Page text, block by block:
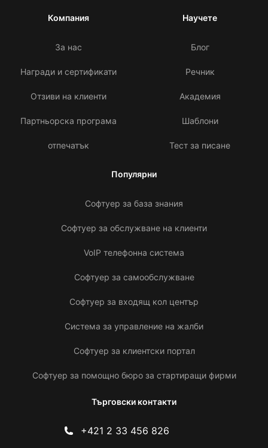
Компания
За нас
Награди и сертификати
Отзиви на клиенти
Партньорска програма
отпечатък
Научете
Блог
Речник
Академия
Шаблони
Тест за писане
Популярни
Софтуер за база знания
Софтуер за обслужване на клиенти
VoIP телефонна система
Софтуер за самообслужване
Софтуер за входящ кол център
Система за управление на жалби
Софтуер за клиентски портал
Софтуер за помощно бюро за стартиращи фирми
Търговски контакти
+421 2 33 456 826